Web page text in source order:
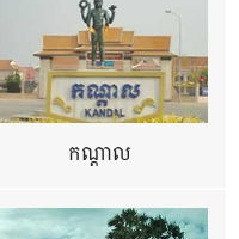
កណ្តាល